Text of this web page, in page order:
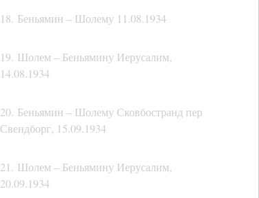
18. Беньямин – Шолему 11.08.1934
19. Шолем – Беньямину Иерусалим,
14.08.1934
20. Беньямин – Шолему Сковбостранд пер
Свендборг, 15.09.1934
21. Шолем – Беньямину Иерусалим,
20.09.1934